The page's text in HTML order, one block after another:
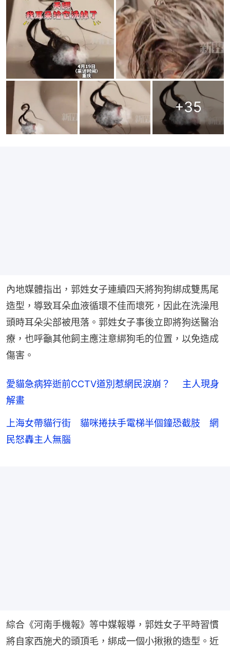
+35
內地媒體指出，郭姓女子連續四天將狗狗綁成雙馬尾
造型，導致耳朵血液循環不佳而壞死，因此在洗澡甩
頭時耳朵尖部被甩落。郭姓女子事後立即將狗送醫治
療，也呼籲其他飼主應注意綁狗毛的位置，以免造成
傷害。
愛貓急病猝逝前CCTV道別惹網民淚崩？ 主人現身
解畫
上海女帶貓行街 貓咪捲扶手電梯半個鐘恐截肢 網
民怒轟主人無腦
綜合《河南手機報》等中媒報導，郭姓女子平時習慣
將自家西施犬的頭頂毛，綁成一個小揪揪的造型。近